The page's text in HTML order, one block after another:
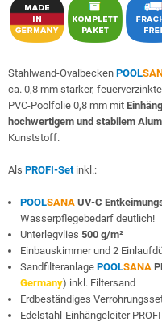
Stahlwand-Ovalbecken POOL
ca. 0,8 mm starker,
PVC-Poolfolie 0,8 mm mit
hochwertigem und stabilem
Kunststoff.
Als PROFI-Setinkl.:
POOLSANA UV-C
Wasserpflegebedarf deutlich!
Unterlegvlies 500 g/m²
Einbauskimmer und 2
Sandfilteranlage POOLSANA
Germany) inkl. Filtersand
Erdbeständiges
Edelstahl-Einhängeleiter